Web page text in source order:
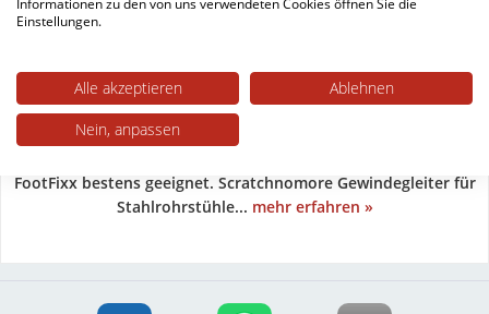
Für Stahlrohrstühle, die im Inneren ein metrisches Gewinde
FootFixx bestens geeignet. Scratchnomore Gewindegleiter für
Stahlrohrstühle... mehr erfahren »
Einstellungen.
Alle akzeptieren
Ablehnen
Nein, anpassen